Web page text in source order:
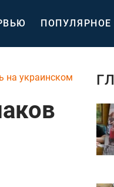
ПОПУЛЯРНОЕ
на украинском